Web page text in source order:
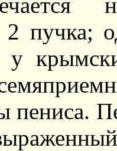
пучка;
пениса.